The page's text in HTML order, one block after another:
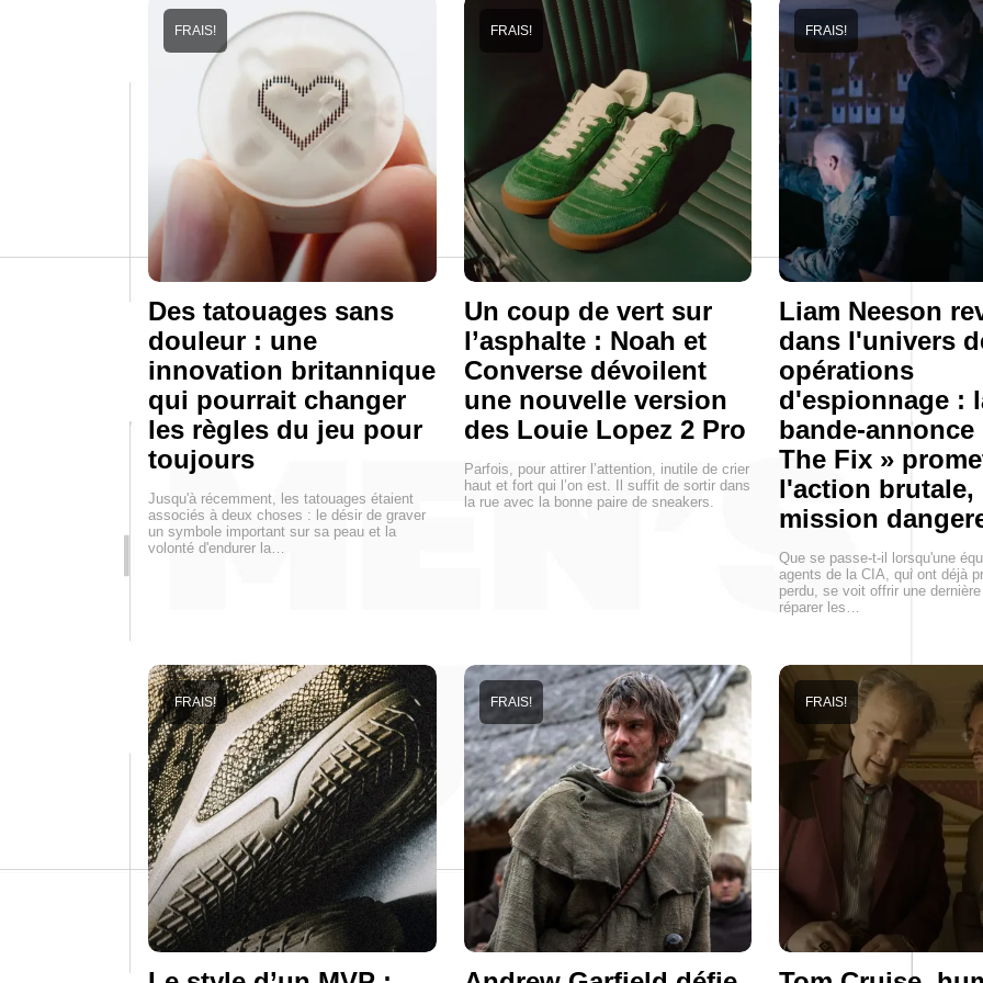
Des tatouages sans
douleur : une
innovation britannique
qui pourrait changer
les règles du jeu pour
toujours
FRAIS!
Jusqu'à récemment, les tatouages étaient
associés à deux choses : le désir de graver
un symbole important sur sa peau et la
volonté d'endurer la…
Un coup de vert sur
l’asphalte : Noah et
Converse dévoilent
une nouvelle version
des Louie Lopez 2 Pro
FRAIS!
Parfois, pour attirer l’attention, inutile de crier
haut et fort qui l’on est. Il suffit de sortir dans
la rue avec la bonne paire de sneakers.
Liam Neeson
dans l'univers
opérations
d'espionnage :
bande-annonce
The Fix »
l'action brutale,
mission
FRAIS!
Que se passe-t-il lorsqu'une
agents de la CIA, qui ont déjà
perdu, se voit offrir une
réparer les…
FRAIS! FRAIS! FRAIS!